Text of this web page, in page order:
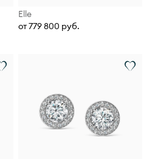
Elle
от 779 800 руб.